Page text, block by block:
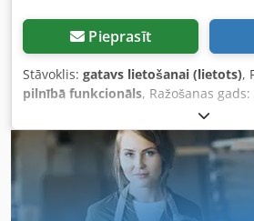
Pieprasīt
Stāvoklis: gatavs lietošanai (lietots),
pilnībā funkcionāls, Ražošanas gads:
366 kW
veids:dīzeļdegviela, maksimālais
reģistrācija:
07/2017, nākamā
aizmugurējās riepas izmērs:
500/85
iekārtas/transportlīdzekļa numurs:
Aprīkojums: apgaismojums, gaisa